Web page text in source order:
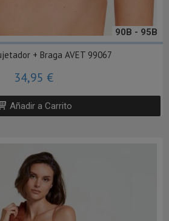
90B - 95B
+ Braga AVET 99067
34,95 €
Añadir a Carrito